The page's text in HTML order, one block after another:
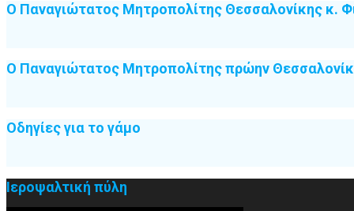
Ο Παναγιώτατος Μητροπολίτης Θεσσαλονίκης κ.
Ο Παναγιώτατος Μητροπολίτης πρώην
Οδηγίες για το γάμο
Ιεροψαλτική πύλη